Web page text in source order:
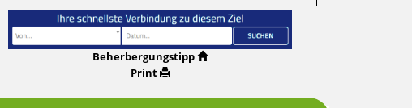
Beherbergungstipp
Print